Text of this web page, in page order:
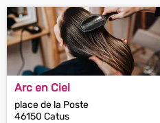
Arc en Ciel
place de la Poste
46150 Catus